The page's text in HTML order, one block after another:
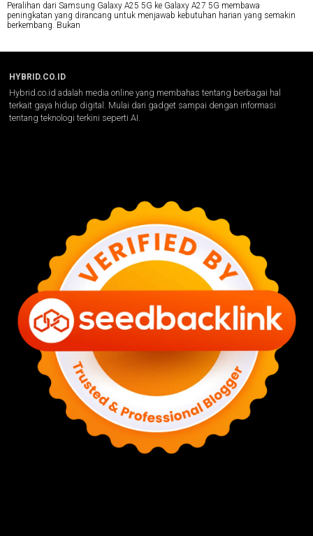
Peralihan dari Samsung Galaxy A25 5G ke Galaxy A27 5G membawa
peningkatan yang dirancang untuk menjawab kebutuhan harian yang semakin
berkembang. Bukan
HYBRID.CO.ID
Hybrid.co.id adalah media online yang membahas tentang berbagai hal
terkait gaya hidup digital. Mulai dari gadget sampai dengan informasi
tentang teknologi terkini seperti AI.